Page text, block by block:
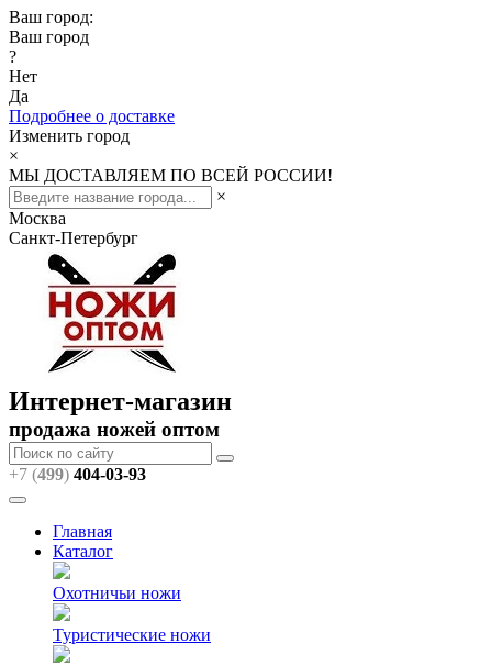
Ваш город:
Ваш город
?
Нет
Да
Подробнее о доставке
Изменить город
×
МЫ ДОСТАВЛЯЕМ ПО ВСЕЙ РОССИИ!
×
Москва
Санкт-Петербург
Интернет-магазин
продажа ножей оптом
+7 (499) 404-03-93
Главная
Каталог
Охотничьи ножи
Туристические ножи